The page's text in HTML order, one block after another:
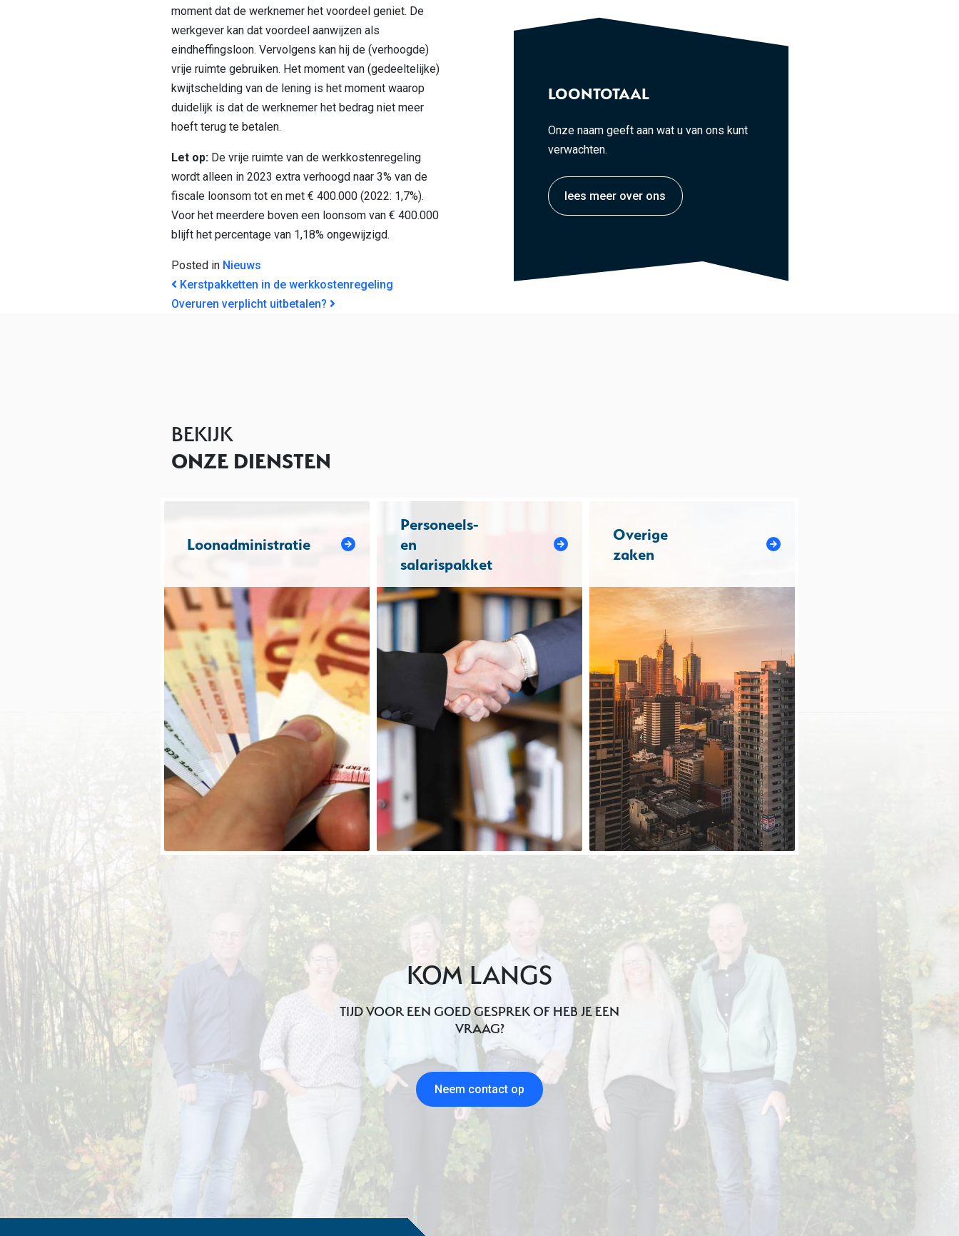
moment dat de werknemer het voordeel geniet. De
werkgever kan dat voordeel aanwijzen als
eindheffingsloon. Vervolgens kan hij de (verhoogde)
vrije ruimte gebruiken. Het moment van (gedeeltelijke)
kwijtschelding van de lening is het moment waarop
duidelijk is dat de werknemer het bedrag niet meer
hoeft terug te betalen.
Let op:De vrije ruimte van de werkkostenregeling
wordt alleen in 2023 extra verhoogd naar 3% van de
fiscale loonsom tot en met € 400.000 (2022: 1,7%).
Voor het meerdere boven een loonsom van € 400.000
blijft het percentage van 1,18% ongewijzigd.
Posted in Nieuws
BERICHT NAVIGATIE
Kerstpakketten in de werkkostenregeling
Overuren verplicht uitbetalen?
LOONTOTAAL
Onze naam geeft aan wat u van ons kunt
verwachten.
lees meer over ons
BEKIJK
ONZE DIENSTEN
Loonadministratie
Personeels-
en
salarispakket
Overige
zaken
KOM LANGS
TIJD VOOR EEN GOED GESPREK OF HEB JE EEN
VRAAG?
Neem contact op